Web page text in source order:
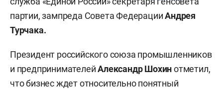
партии, зампреда Совета ФедерацииАндрея
Турчака.
Президент российского союза промышленников
и предпринимателейАлександр Шохинотметил,
что бизнес ждет относительно понятный